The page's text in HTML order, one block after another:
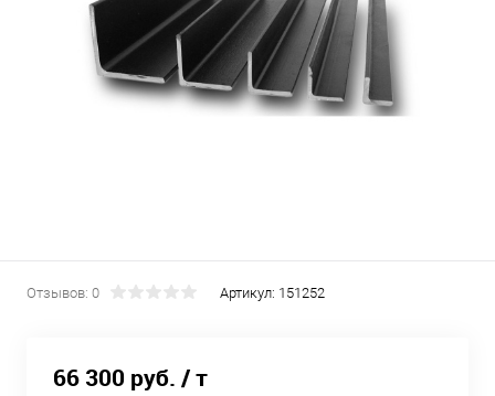
Отзывов: 0 Артикул: 151252
66 300 руб. / т